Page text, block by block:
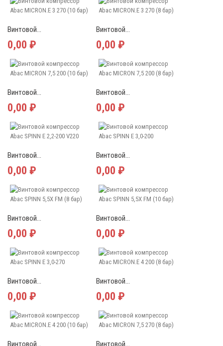
Винтовой...
0,00 ₽
Винтовой...
0,00 ₽
Винтовой...
0,00 ₽
Винтовой...
0,00 ₽
Винтовой...
0,00 ₽
Винтовой...
0,00 ₽
Винтовой...
0,00 ₽
Винтовой...
0,00 ₽
Винтовой...
0,00 ₽
Винтовой...
0,00 ₽
Винтовой... Винтовой...